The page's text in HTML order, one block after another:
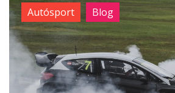
Autósport Blog